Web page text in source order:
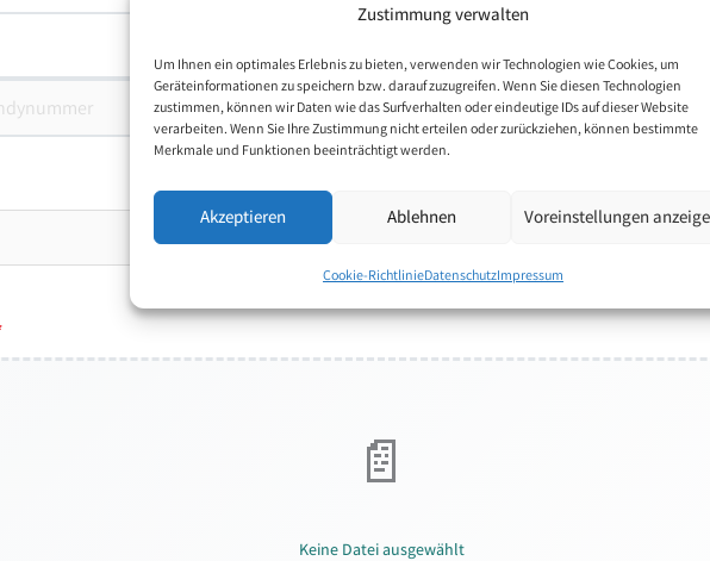
Zustimmung verwalten
Um Ihnen ein optimales Erlebnis zu bieten, verwenden wir Technologien wie Cookies, um
Geräteinformationen zu speichern bzw. darauf zuzugreifen. Wenn Sie diesen Technologien
zustimmen, können wir Daten wie das Surfverhalten oder eindeutige IDs auf dieser Website
verarbeiten. Wenn Sie Ihre Zustimmung nicht erteilen oder zurückziehen, können bestimmte
Merkmale und Funktionen beeinträchtigt werden.
Akzeptieren Ablehnen Voreinstellungen
Cookie-RichtlinieDatenschutzImpressum
Keine Datei ausgewählt